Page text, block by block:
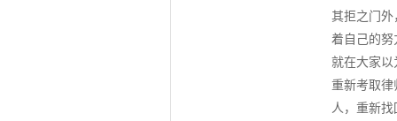
其拒之门
着自己的努
就在大家以
重新考取
人，重新找